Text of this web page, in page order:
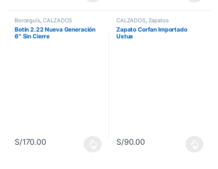
Borceguís,CALZADOS
Botín 2.22 Nueva Generación
6″ Sin Cierre
S/170.00
CALZADOS, Zapatos
Zapato Corfan Importado
Ustua
S/90.00